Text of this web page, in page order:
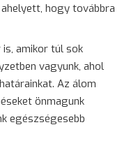
ahelyett, hogy továbbra
amikor túl sok
vagyunk, ahol
Az álom
önmagunk
egészségesebb